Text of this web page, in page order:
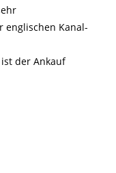
englischen Kanal-
der Ankauf